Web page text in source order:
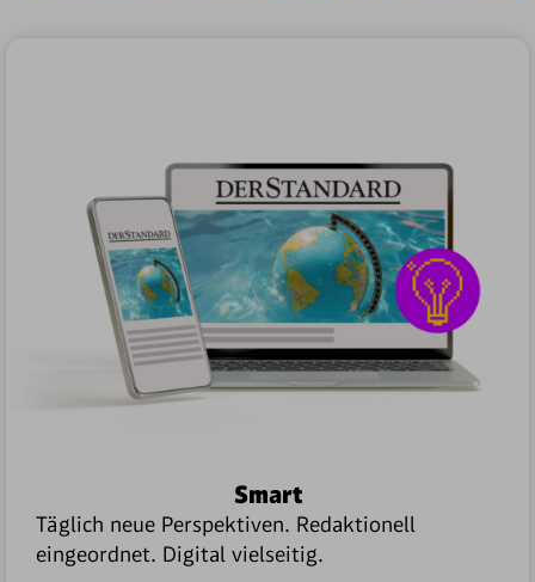
Smart
Täglich neue Perspektiven. Redaktionell
eingeordnet. Digital vielseitig.